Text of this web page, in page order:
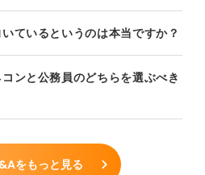
ているというのは本当ですか？
ンと公務員のどちらを選ぶべき
をもっと見る